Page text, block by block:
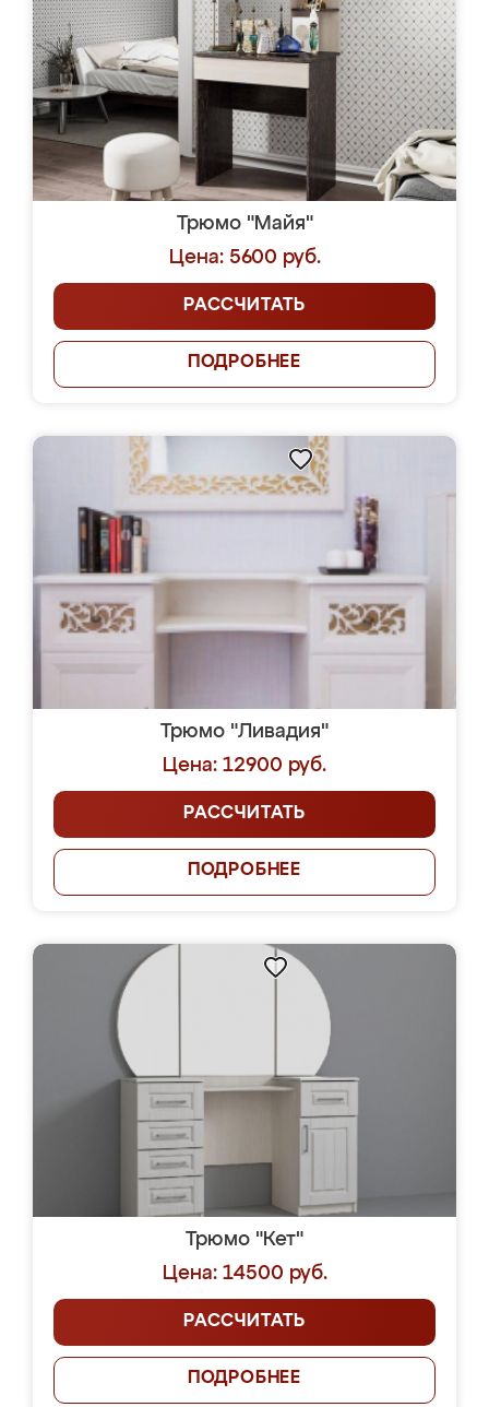
Трюмо "Майя"
Цена: 5600 руб.
РАССЧИТАТЬ
ПОДРОБНЕЕ
Трюмо "Ливадия"
Цена: 12900 руб.
РАССЧИТАТЬ
ПОДРОБНЕЕ
Трюмо "Кет"
Цена: 14500 руб.
РАССЧИТАТЬ
ПОДРОБНЕЕ